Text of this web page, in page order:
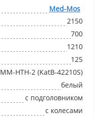
Med-Mos
2150
700
1210
125
ММ-НТH-2 (KatB-42210S)
белый
с подголовником
с колесами